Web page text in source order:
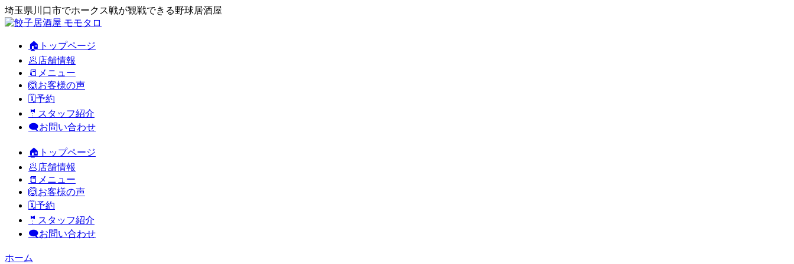
埼玉県川口市でホークス戦が観戦できる野球居酒屋
🏠トップページ
🥟店舗情報
📒メニュー
🙆お客様の声
🗓️予約
🤵スタッフ紹介
🗨️お問い合わせ
🏠トップページ
🥟店舗情報
📒メニュー
🙆お客様の声
🗓️予約
🤵スタッフ紹介
🗨️お問い合わせ
ホーム